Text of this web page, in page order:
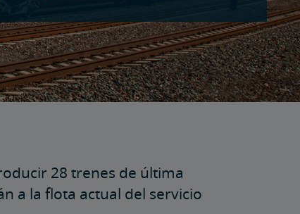
28 trenes de última
a la flota actual del servicio